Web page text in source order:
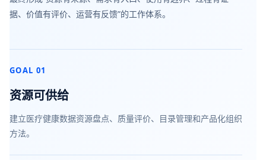
据、价值有评价、运营有反馈”的工作体系。
GOAL 01
资源可供给
建立医疗健康数据资源盘点、质量评价、目录管理和产品化组织
方法。